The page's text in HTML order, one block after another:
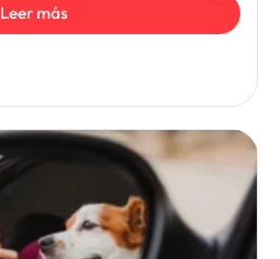
Leer más